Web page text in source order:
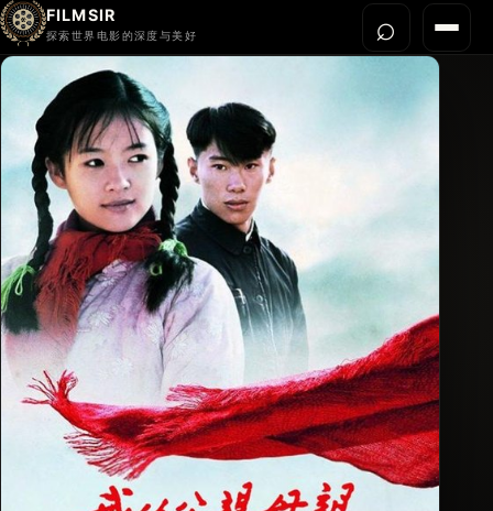
FILMSIR
探索世界电影的深度与美好 菜单
今晚看什么
世界电影节
导演宇宙
影片库
影评与解读
关于我们
⌕打开